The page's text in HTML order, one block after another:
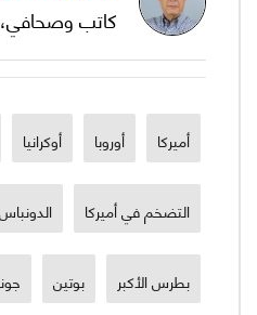
كاتب وصحافي،
أميركا أوروبا أوكرانيا
التضخم في أميركا الدونباس
بطرس الأكبر بوتين